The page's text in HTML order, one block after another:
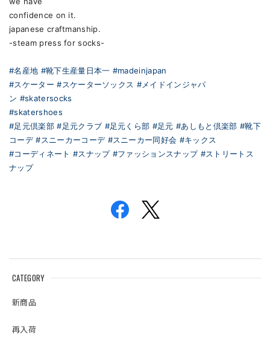
confidence on it.
japanese craftmanship.
-steam press for socks-
#名産地 #靴下生産量日本一 #madeinjapan
#スケーター #スケーターソックス #メイドインジャパ
ン #skatersocks
#skatershoes
#足元倶楽部 #足元クラブ #足元くら部 #足元 #あしもと倶楽部 #靴下
コーデ #スニーカーコーデ #スニーカー同好会 #キックス
#コーディネート #スナップ #ファッションスナップ #ストリートス
ナップ
CATEGORY
新商品
再入荷